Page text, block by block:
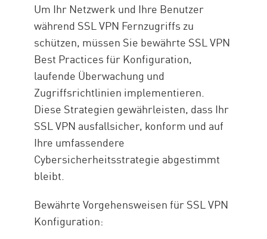
Um Ihr Netzwerk und Ihre Benutzer
während SSL VPN Fernzugriffs zu
schützen, müssen Sie bewährte SSL VPN
Best Practices für Konfiguration,
laufende Überwachung und
Zugriffsrichtlinien implementieren.
Diese Strategien gewährleisten, dass Ihr
SSL VPN ausfallsicher, konform und auf
Ihre umfassendere
Cybersicherheitsstrategie abgestimmt
bleibt.
Bewährte Vorgehensweisen für SSL VPN
Konfiguration: